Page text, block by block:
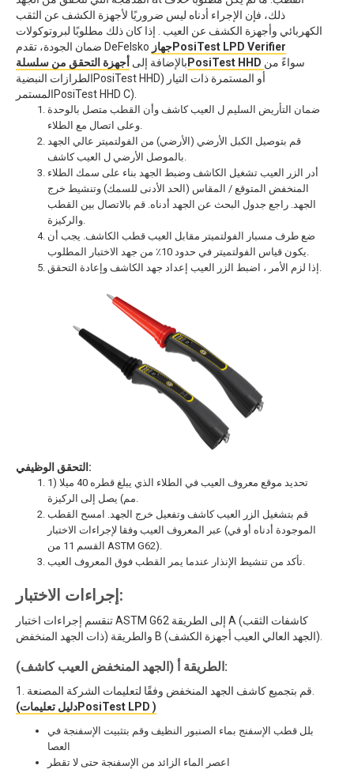
ذلك، فإن الإجراء أدناه ليس ضروريًا لأجهزة الكشف عن الثقب
الكهربائي وأجهزة الكشف عن العيب . إذا كان ذلك مطلوبًا لبروتوكولات
ضمان الجودة، تقدم DeFelsko
جهازPosiTest LPD Verifier
بالإضافة إلىأجهزة التحقق من سلسلةPosiTest HHD سواءً من
الطرازات النبضيةPosiTest HHD) أو المستمرة ذات التيار
المستمرPosiTest HHD C).
ضمان التأريض السليم ل العيب كاشف وأن القطب متصل بالوحدة
قم بتوصيل الكبل الأرضي (الأرضي) من الفولتميتر عالي الجهد
أدر الزر العيب تشغيل الكاشف وضبط الجهد بناء على سمك الطلاء
المنخفض المتوقع / المقاس (الحد الأدنى للسمك) وتنشيط خرج
الجهد. راجع جدول البحث عن الجهد أدناه. قم بالاتصال بين القطب
ضع طرف مسبار الفولتميتر مقابل العيب قطب الكاشف. يجب أن
التحقق الوظيفي:
تحديد موقع معروف العيب في الطلاء الذي يبلغ قطره 40 ميلا (1
قم بتشغيل الزر العيب كاشف وتفعيل خرج الجهد. امسح القطب
عبر المعروف العيب وفقا لإجراءات الاختبار (الموجودة أدناه أو في
القسم 11 من ASTM G62).
إجراءات الاختبار:
تنقسم إجراءات اختبار ASTM G62 إلى الطريقة A (كاشفات الثقب
ذات الجهد المنخفض) والطريقة B (الجهد العالي العيب أجهزة الكشف).
الطريقة أ (الجهد المنخفض العيب كاشف):
(دليل تعليماتPosiTest LPD )
بلل قطب الإسفنج بماء الصنبور النظيف وقم بتثبيت الإسفنجة في
العصا
اعصر الماء الزائد من الإسفنجة حتى لا تقطر